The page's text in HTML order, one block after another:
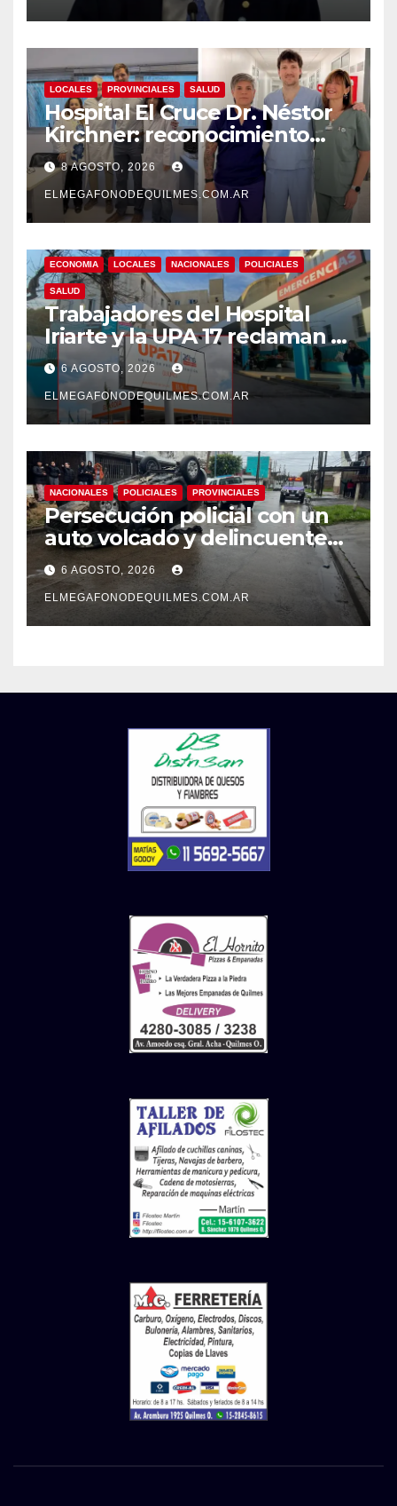
LOCALES PROVINCIALES SALUD
Hospital El Cruce Dr. Néstor
Kirchner: reconocimiento
internacional a la calidad de
su atención
8 AGOSTO, 2026
ELMEGAFONODEQUILMES.COM.AR
ECONOMIA LOCALES NACIONALES POLICIALES
SALUD
Trabajadores del Hospital
Iriarte y la UPA 17 reclaman el
pase a planta de becarios y
mejoras laborales
6 AGOSTO, 2026
ELMEGAFONODEQUILMES.COM.AR
NACIONALES POLICIALES PROVINCIALES
Persecución policial con un
auto volcado y delincuentes
detenidos en San Francisco
Solano
6 AGOSTO, 2026
ELMEGAFONODEQUILMES.COM.AR